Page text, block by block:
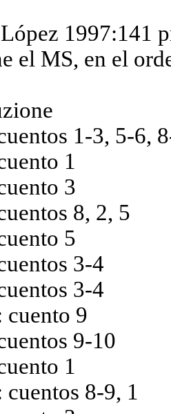
1997:141
el MS, en el
1-3, 5-6,
1
3
8, 2, 5
5
3-4
3-4
cuento 9
9-10
1
8-9, 1